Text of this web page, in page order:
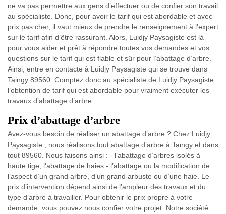
ne va pas permettre aux gens d’effectuer ou de confier son travail
au spécialiste. Donc, pour avoir le tarif qui est abordable et avec
prix pas cher, il vaut mieux de prendre le renseignement à l’expert
sur le tarif afin d’être rassurant. Alors, Luidjy Paysagiste est là
pour vous aider et prêt à répondre toutes vos demandes et vos
questions sur le tarif qui est fiable et sûr pour l’abattage d’arbre.
Ainsi, entre en contacte à Luidjy Paysagiste qui se trouve dans
Taingy 89560. Comptez donc au spécialiste de Luidjy Paysagiste
l’obtention de tarif qui est abordable pour vraiment exécuter les
travaux d’abattage d’arbre.
Prix d’abattage d’arbre
Avez-vous besoin de réaliser un abattage d’arbre ? Chez Luidjy
Paysagiste , nous réalisons tout abattage d’arbre à Taingy et dans
tout 89560. Nous faisons ainsi : - l’abattage d’arbres isolés à
haute tige, l’abattage de haies - l’abattage ou la modification de
l’aspect d’un grand arbre, d’un grand arbuste ou d’une haie. Le
prix d’intervention dépend ainsi de l’ampleur des travaux et du
type d’arbre à travailler. Pour obtenir le prix propre à votre
demande, vous pouvez nous confier votre projet. Notre société